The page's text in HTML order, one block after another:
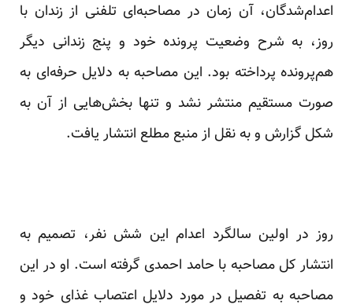
اعدام‌شدگان، آن زمان در مصاحبه‌ای تلفنی از زندان با
روز، به شرح وضعیت پرونده خود و پنج زندانی دیگر
هم‌پرونده پرداخته بود. این مصاحبه به دلایل حرفه‌ای به
صورت مستقیم منتشر نشد و تنها بخش‌هایی از آن به
شکل گزارش و به نقل از منبع مطلع انتشار یافت.
روز در اولین سالگرد اعدام این شش نفر، تصمیم به
انتشار کل مصاحبه با حامد احمدی گرفته است. او در این
مصاحبه به تفصیل در مورد دلایل اعتصاب غذای خود و